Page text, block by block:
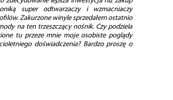
super odtwarzaczy i wzmacniaczy
Zakurzone winyle sprzedałem ostatnio
na ten trzeszczący nośnik. Czy podziela
tu przeze mnie moje osobiste poglądy
doświadczenia? Bardzo proszę o